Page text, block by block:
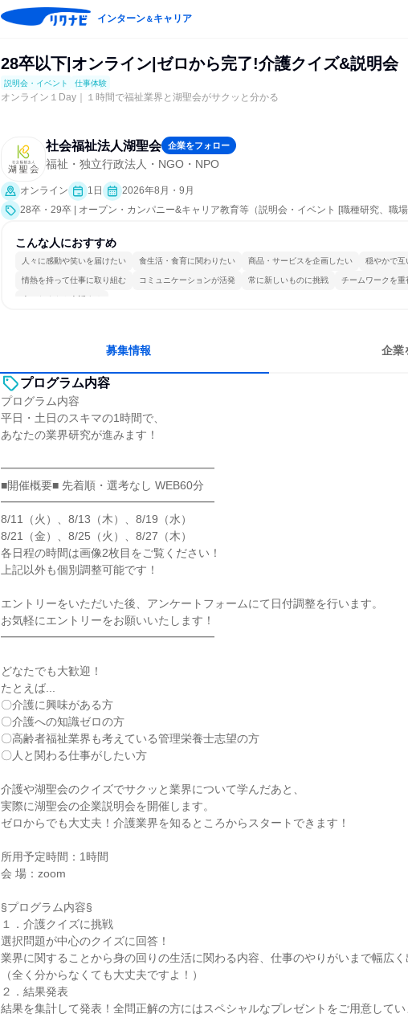
インターン＆キャリア
28卒以下|オンライン|ゼロから完了!介護クイズ&説明会
説明会・イベント 仕事体験
オンライン１Day｜１時間で福祉業界と湖聖会がサクッと分かる
社会福祉法人湖聖会 企業をフォロー
福祉・独立行政法人・NGO・NPO
オンライン 1日
2026年8月・9月
28卒・29卒 | オープン・カンパニー&キャリア教育等（説明会・イベント [職種研究、職
こんな人におすすめ
人々に感動や笑いを届けたい 食生活・食育に関わりたい 商品・サービスを企画したい 穏やかで互
情熱を持って仕事に取り組む コミュニケーションが活発 常に新しいものに挑戦 チームワークを重
人とたくさん会話する
募集情報 企業
プログラム内容
プログラム内容
平日・土日のスキマの1時間で、
あなたの業界研究が進みます！
━━━━━━━━━━━━━━━━━━━
■開催概要■ 先着順・選考なし WEB60分
━━━━━━━━━━━━━━━━━━━
8/11（火）、8/13（木）、8/19（水）
8/21（金）、8/25（火）、8/27（木）
各日程の時間は画像2枚目をご覧ください！
上記以外も個別調整可能です！
エントリーをいただいた後、アンケートフォームにて日付調整を行います。
お気軽にエントリーをお願いいたします！
━━━━━━━━━━━━━━━━━━━
どなたでも大歓迎！
たとえば...
〇介護に興味がある方
〇介護への知識ゼロの方
〇高齢者福祉業界も考えている管理栄養士志望の方
〇人と関わる仕事がしたい方
介護や湖聖会のクイズでサクッと業界について学んだあと、
実際に湖聖会の企業説明会を開催します。
ゼロからでも大丈夫！介護業界を知るところからスタートできます！
所用予定時間：1時間
会 場：zoom
§プログラム内容§
１．介護クイズに挑戦
選択問題が中心のクイズに回答！
業界に関することから身の回りの生活に関わる内容、仕事のやりがいまで幅広く
（全く分からなくても大丈夫ですよ！）
２．結果発表
結果を集計して発表！全問正解の方にはスペシャルなプレゼントをご用意してい